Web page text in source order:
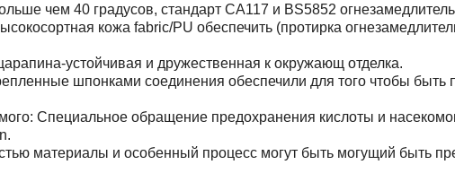
чем 40 градусов, стандарт CA117 и BS5852
кожа fabric/PU обеспечить (протирка
устойчивая и дружественная к окружающ отделка.
шпонками соединения обеспечили для того чтобы быть
Специальное обращение предохранения кислоты и
материалы и особенный процесс могут быть могущий быть